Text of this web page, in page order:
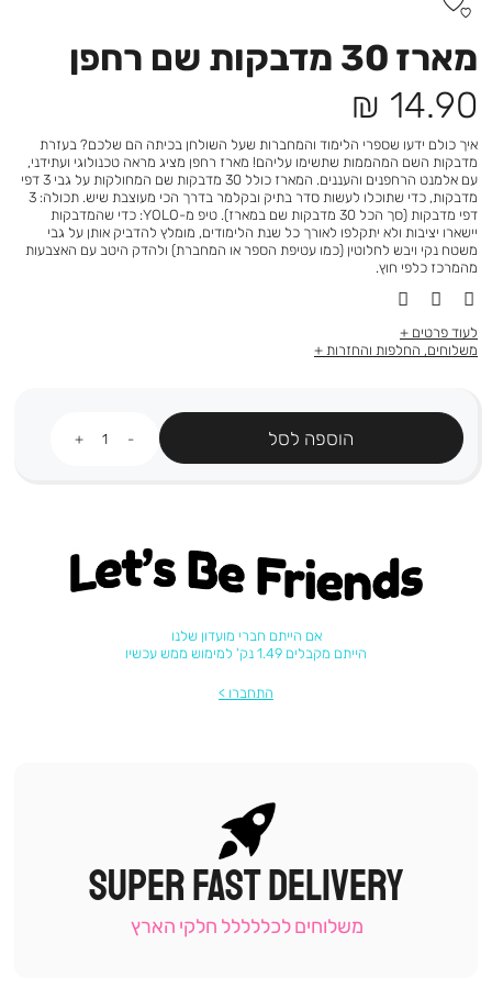
מארז 30 מדבקות שם רחפן
מחיר
מוצר
14.90 ₪
איך כולם ידעו שספרי הלימוד והמחברות שעל השולחן בכיתה הם שלכם? בעזרת
מדבקות השם המהממות שתשימו עליהם! מארז רחפן מציג מראה טכנולוגי ועתידני,
עם אלמנט הרחפנים והעננים. המארז כולל 30 מדבקות שם המחולקות על גבי 3 דפי
מדבקות, כדי שתוכלו לעשות סדר בתיק ובקלמר בדרך הכי מעוצבת שיש. תכולה: 3
דפי מדבקות (סך הכל 30 מדבקות שם במארז). טיפ מ-YOLO: כדי שהמדבקות
יישארו יציבות ולא יתקלפו לאורך כל שנת הלימודים, מומלץ להדביק אותן על גבי
משטח נקי ויבש לחלוטין (כמו עטיפת הספר או המחברת) ולהדק היטב עם האצבעות
מהמרכז כלפי חוץ.
לעוד פרטים
משלוחים, החלפות והחזרות
הוספה לסל
Let's be friends
אם הייתם חברי מועדון שלנו
הייתם מקבלים 1.49 נק' למימוש ממש עכשיו
התחברו
|
תומכי
-
SUPER FAST DELIVERY
משלוחים לכללללל חלקי הארץ